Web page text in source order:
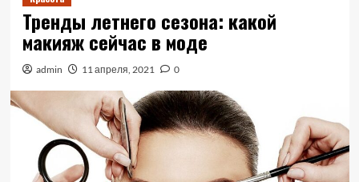
Тренды летнего сезона: какой
макияж сейчас в моде
admin 11 апреля, 2021 0